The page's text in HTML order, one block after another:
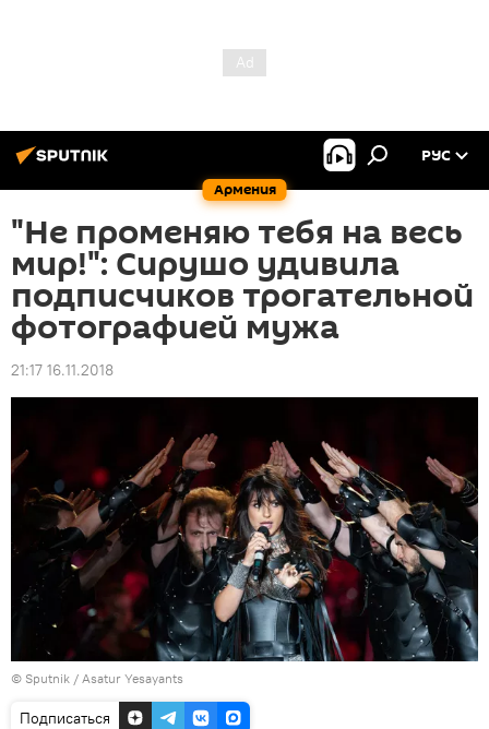
Армения
РУС
"Не променяю тебя на весь
мир!": Сирушо удивила
подписчиков трогательной
фотографией мужа
21:17 16.11.2018
© Sputnik / Asatur Yesayants
Подписаться